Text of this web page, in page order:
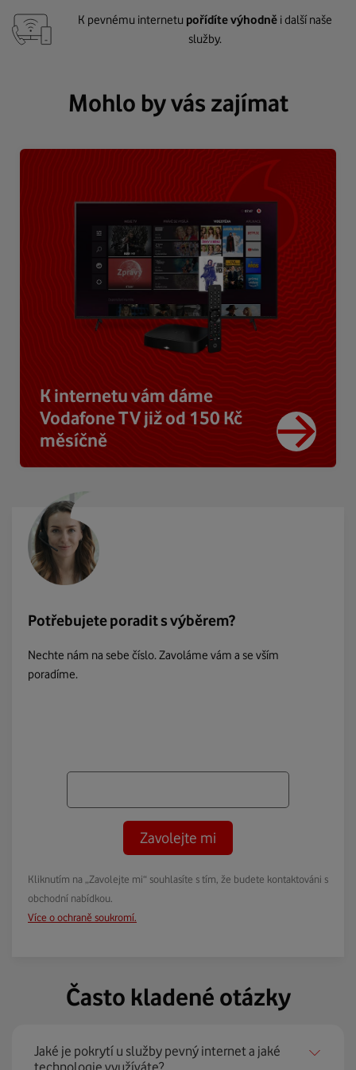
K pevnému internetu pořídíte výhodně i další naše
služby.
Mohlo by vás zajímat
K internetu vám dáme
Vodafone TV již od 150 Kč
měsíčně
Potřebujete poradit s výběrem?
Nechte nám na sebe číslo. Zavoláme vám a se vším
poradíme.
Zavolejte mi
Kliknutím na „Zavolejte mi“ souhlasíte s tím, že budete kontaktováni s
obchodní nabídkou.
Více o ochraně soukromí.
Často kladené otázky
Jaké je pokrytí u služby pevný internet a jaké
technologie využíváte?